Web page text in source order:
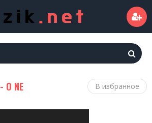
- O NE В избранное